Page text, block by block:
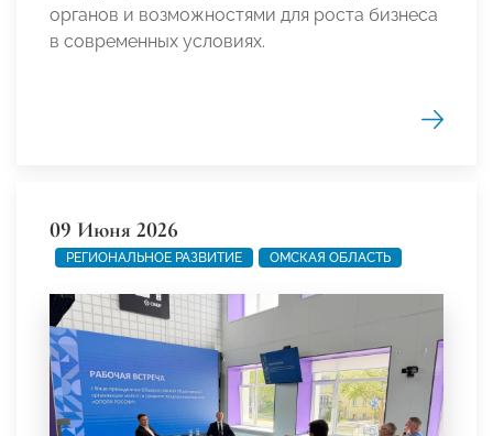
органов и возможностями для роста бизнеса
в современных условиях.
09 Июня 2026
РЕГИОНАЛЬНОЕ РАЗВИТИЕ ОМСКАЯ ОБЛАСТЬ